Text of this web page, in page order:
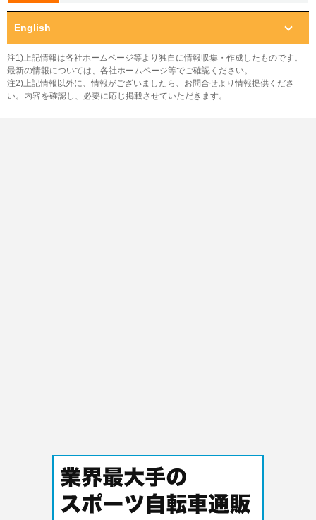
English
注1)上記情報は各社ホームページ等より独自に情報収集・作成したものです。
最新の情報については、各社ホームページ等でご確認ください。
注2)上記情報以外に、情報がございましたら、お問合せより情報提供くださ
い。内容を確認し、必要に応じ掲載させていただきます。